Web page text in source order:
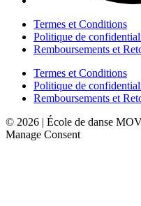
Termes et Conditions
Politique de
Remboursements et
Termes et Conditions
Politique de
Remboursements et
© 2026 | École de danse
Manage Consent